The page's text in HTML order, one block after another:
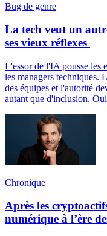
Bug de genre
La tech veut un
ses vieux réflexes
L'essor de l'IA pousse les
les managers techniques.
des équipes et l'autorité
autant que d'inclusion.
Chronique
Après les
numérique à l’ère